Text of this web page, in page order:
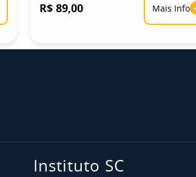
R$ 89,00 Mais Info
Instituto SC